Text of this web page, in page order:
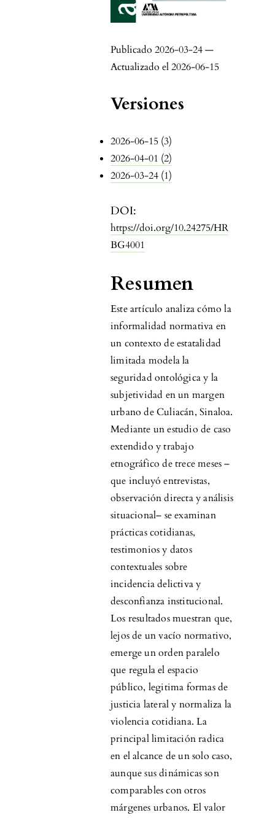
DOI:
https://doi.org/10.24275/HR
BG4001
Publicado 2026-03-24 —
Actualizado el 2026-06-15
Versiones
2026-06-15 (3)
2026-04-01 (2)
2026-03-24 (1)
Resumen
Este artículo analiza cómo la
informalidad normativa en
un contexto de estatalidad
limitada modela la
seguridad ontológica y la
subjetividad en un margen
urbano de Culiacán, Sinaloa.
Mediante un estudio de caso
extendido y trabajo
etnográfico de trece meses –
que incluyó entrevistas,
observación directa y análisis
situacional– se examinan
prácticas cotidianas,
testimonios y datos
contextuales sobre
incidencia delictiva y
desconfianza institucional.
Los resultados muestran que,
lejos de un vacío normativo,
emerge un orden paralelo
que regula el espacio
público, legitima formas de
justicia lateral y normaliza la
violencia cotidiana. La
principal limitación radica
en el alcance de un solo caso,
aunque sus dinámicas son
comparables con otros
márgenes urbanos. El valor